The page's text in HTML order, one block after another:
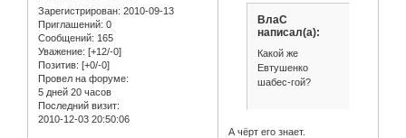
Зарегистрирован: 2010-09-13
Приглашений: 0
Сообщений: 165
Уважение: [+12/-0]
Позитив: [+0/-0]
Провел на форуме:
5 дней 20 часов
Последний визит:
2010-12-03 20:50:06
ВлаС
написал(а):
Какой же
Евтушенко
шабес-гой?
А чёрт его знает.